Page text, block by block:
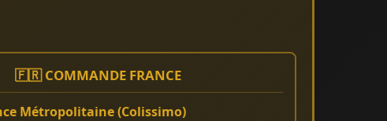
🇫🇷 COMMANDE FRANCE
Métropolitaine (Colissimo)